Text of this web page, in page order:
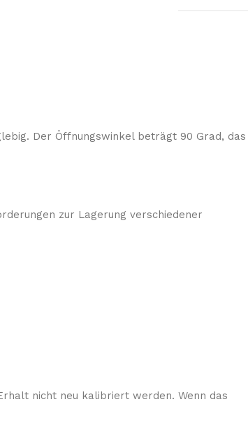
Der Öffnungswinkel beträgt 90 Grad, das
zur Lagerung verschiedener
nicht neu kalibriert werden. Wenn das